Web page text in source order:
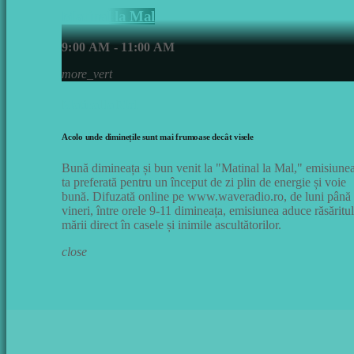
Matinal la Mal
9:00 AM - 11:00 AM
more_vert
Acolo unde diminețile sunt mai frumoase decât visele
Bună dimineața și bun venit la "Matinal la Mal,"
ta preferată pentru un început de zi plin de energie și voie
bună. Difuzată online pe www.waveradio.ro, de luni până
vineri, între orele 9-11 dimineața, emisiunea aduce răsăritul
mării direct în casele și inimile ascultătorilor.
close